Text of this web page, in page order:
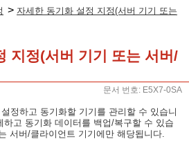
> 자세한 동기화 설정 지정(서버 기기 또는
지정(서버 기기 또는 서버/
문서 번호: E5X7-0SA
정하고 동기화할 기기를 관리할 수 있습니
고 동기화 데이터를 백업/복구할 수 있습
서버/클라이언트 기기에만 해당됩니다.